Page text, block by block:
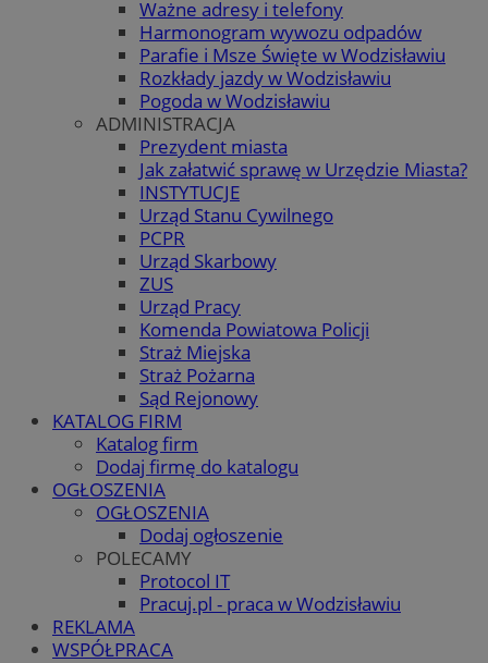
Ważne adresy i telefony
Harmonogram wywozu odpadów
Parafie i Msze Święte w Wodzisławiu
Rozkłady jazdy w Wodzisławiu
Pogoda w Wodzisławiu
ADMINISTRACJA
Prezydent miasta
Jak załatwić sprawę w Urzędzie Miasta?
INSTYTUCJE
Urząd Stanu Cywilnego
PCPR
Urząd Skarbowy
ZUS
Urząd Pracy
Komenda Powiatowa Policji
Straż Miejska
Straż Pożarna
Sąd Rejonowy
KATALOG FIRM
Katalog firm
Dodaj firmę do katalogu
OGŁOSZENIA
OGŁOSZENIA
Dodaj ogłoszenie
POLECAMY
Protocol IT
Pracuj.pl - praca w Wodzisławiu
REKLAMA
WSPÓŁPRACA